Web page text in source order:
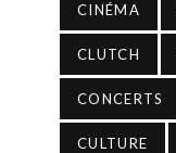
CINÉMA
CLUTCH
CONCERTS
CULTURE